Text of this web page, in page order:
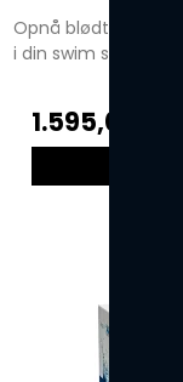
Opnå blødt lækkert
i din swim spa med
1.595,00 DKK